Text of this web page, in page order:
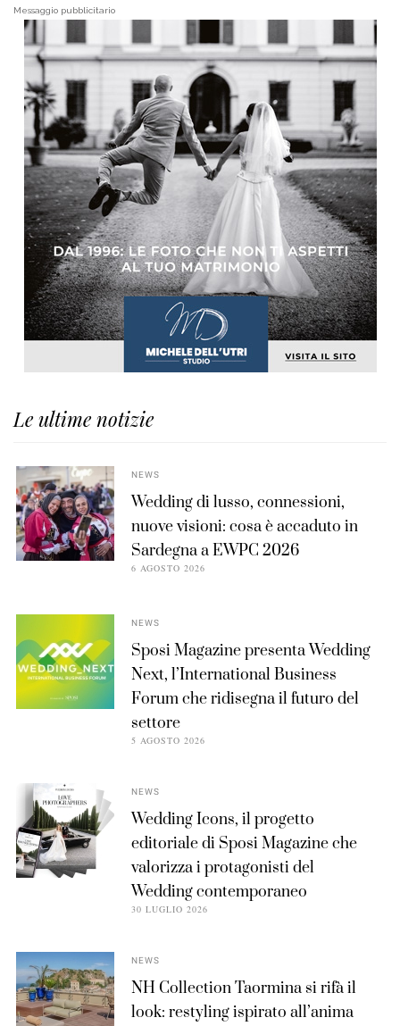
Messaggio pubblicitario
Le ultime notizie
NEWS
Wedding di lusso, connessioni,
nuove visioni: cosa è accaduto in
Sardegna a EWPC 2026
6 AGOSTO 2026
NEWS
Sposi Magazine presenta Wedding
Next, l’International Business
Forum che ridisegna il futuro del
settore
5 AGOSTO 2026
NEWS
Wedding Icons, il progetto
editoriale di Sposi Magazine che
valorizza i protagonisti del
Wedding contemporaneo
30 LUGLIO 2026
NEWS
NH Collection Taormina si rifà il
look: restyling ispirato all’anima